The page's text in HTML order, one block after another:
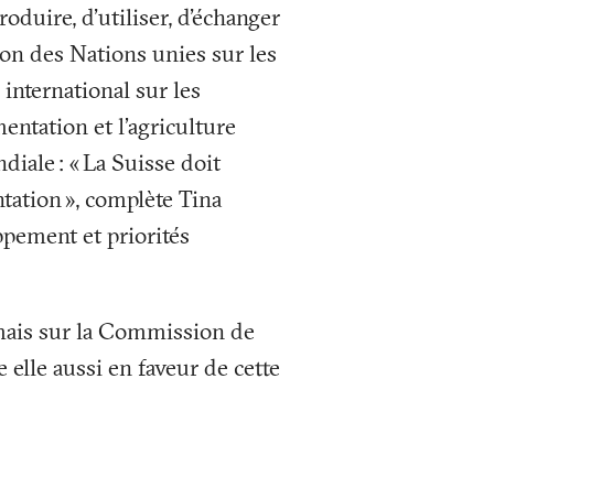
d'utiliser, d'échanger
des Nations unies sur les
international sur les
et l’agriculture
: «La Suisse doit
», complète Tina
et priorités
sur la Commission de
aussi en faveur de cette